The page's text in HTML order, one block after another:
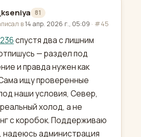
81
в14 апр. 2026 г., 05:09 · #45
спустя два с лишним
— раздел под
и правда нужен как
ищу проверенные
наши условия, Север,
холод, а не
с коробок. Поддерживаю
надеюсь администрация